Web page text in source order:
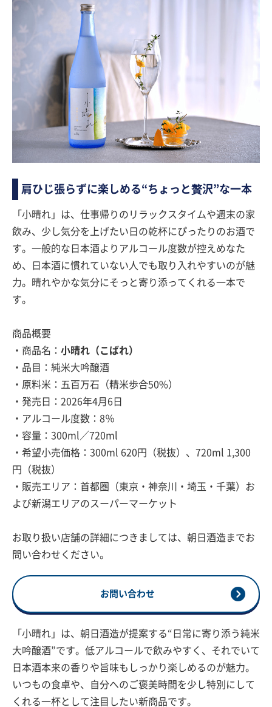
肩ひじ張らずに楽しめる“ちょっと贅沢”な一本
「小晴れ」は、仕事帰りのリラックスタイムや週末の家
飲み、少し気分を上げたい日の乾杯にぴったりのお酒で
す。一般的な日本酒よりアルコール度数が控えめなた
め、日本酒に慣れていない人でも取り入れやすいのが魅
力。晴れやかな気分にそっと寄り添ってくれる一本で
す。
商品概要
・商品名： 小晴れ（こばれ）
・品目：純米大吟醸酒
・原料米：五百万石（精米歩合50%）
・発売日：2026年4月6日
・アルコール度数：8％
・容量：300ml／720ml
・希望小売価格：300ml 620円（税抜）、720ml 1,300
円（税抜）
・販売エリア：首都圏（東京・神奈川・埼玉・千葉）お
よび新潟エリアのスーパーマーケット
お取り扱い店舗の詳細につきましては、朝日酒造までお
問い合わせください。
お問い合わせ
「小晴れ」は、朝日酒造が提案する“日常に寄り添う純米
大吟醸酒”です。低アルコールで飲みやすく、それでいて
日本酒本来の香りや旨味もしっかり楽しめるのが魅力。
いつもの食卓や、自分へのご褒美時間を少し特別にして
くれる一杯として注目したい新商品です。